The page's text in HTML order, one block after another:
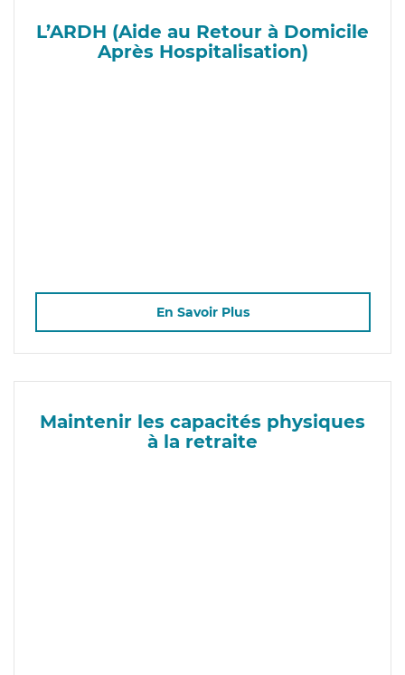
L’ARDH (Aide au Retour à Domicile
Après Hospitalisation)
En Savoir Plus
Maintenir les capacités physiques
à la retraite